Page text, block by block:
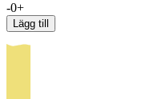
-0+
Lägg till